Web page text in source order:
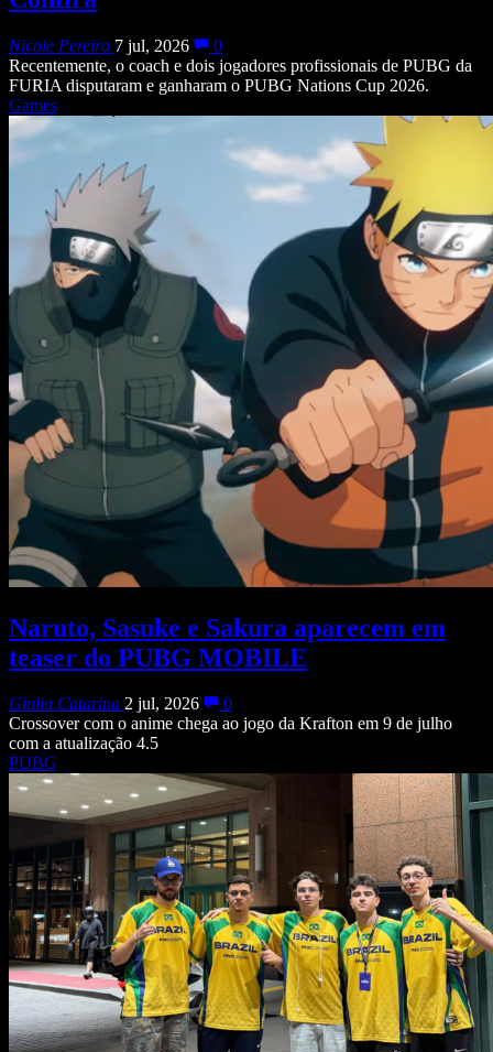
Nicole Pereira 7 jul, 2026
0
Recentemente, o coach e dois jogadores profissionais de PUBG da
FURIA disputaram e ganharam o PUBG Nations Cup 2026.
Games
Naruto, Sasuke e Sakura aparecem em
teaser do PUBG MOBILE
Giulia Catarina 2 jul, 2026
0
Crossover com o anime chega ao jogo da Krafton em 9 de julho
com a atualização 4.5
PUBG